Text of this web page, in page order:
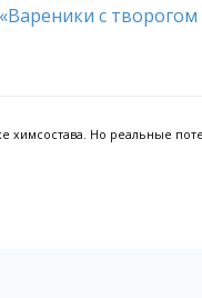
Но реальные